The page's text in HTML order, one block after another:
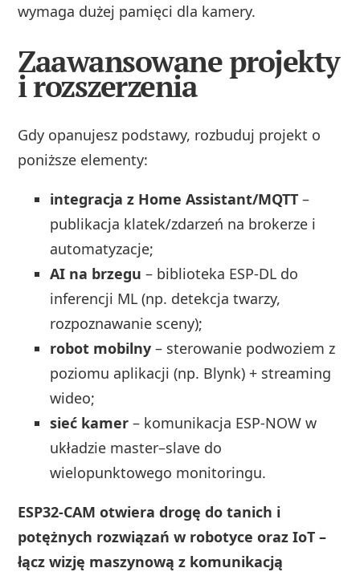
wymaga dużej pamięci dla kamery.
Zaawansowane projekty
i rozszerzenia
Gdy opanujesz podstawy, rozbuduj projekt o
poniższe elementy:
integracja z Home Assistant/MQTT –
publikacja klatek/zdarzeń na brokerze i
automatyzacje;
AI na brzegu – biblioteka ESP‑DL do
inferencji ML (np. detekcja twarzy,
rozpoznawanie sceny);
robot mobilny – sterowanie podwoziem z
poziomu aplikacji (np. Blynk) + streaming
wideo;
sieć kamer – komunikacja ESP‑NOW w
układzie master–slave do
wielopunktowego monitoringu.
ESP32‑CAM otwiera drogę do tanich i
potężnych rozwiązań w robotyce oraz IoT –
łącz wizję maszynową z komunikacją